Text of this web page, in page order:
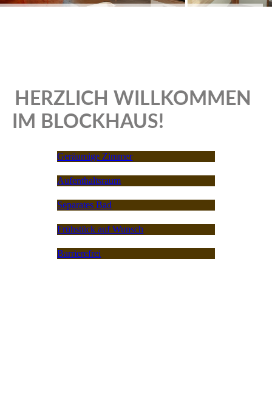
HERZLICH WILLKOMMEN
IM BLOCKHAUS!
Geräumige Zimmer
Aufenthaltsraum
Separates Bad
Frühstück auf Wunsch
Barrierefrei